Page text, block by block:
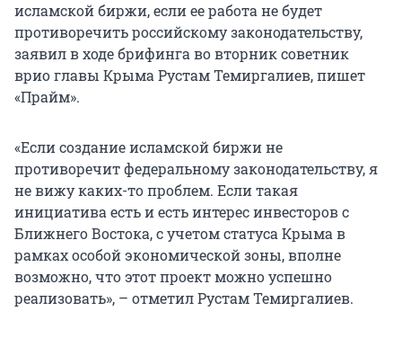
исламской биржи, если ее работа не будет
противоречить российскому законодательству,
заявил в ходе брифинга во вторник советник
врио главы Крыма Рустам Темиргалиев, пишет
«Прайм».
«Если создание исламской биржи не
противоречит федеральному законодательству, я
не вижу каких-то проблем. Если такая
инициатива есть и есть интерес инвесторов с
Ближнего Востока, с учетом статуса Крыма в
рамках особой экономической зоны, вполне
возможно, что этот проект можно успешно
реализовать», – отметил Рустам Темиргалиев.